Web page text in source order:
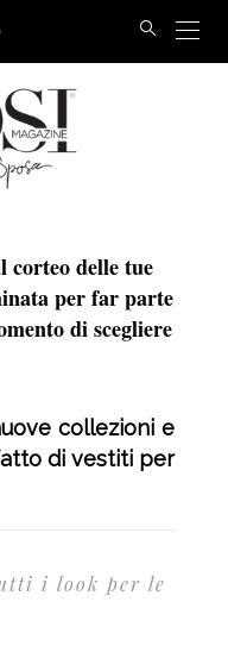
corteo delle tue
per far parte
di scegliere
collezioni e
di vestiti per
i look per le